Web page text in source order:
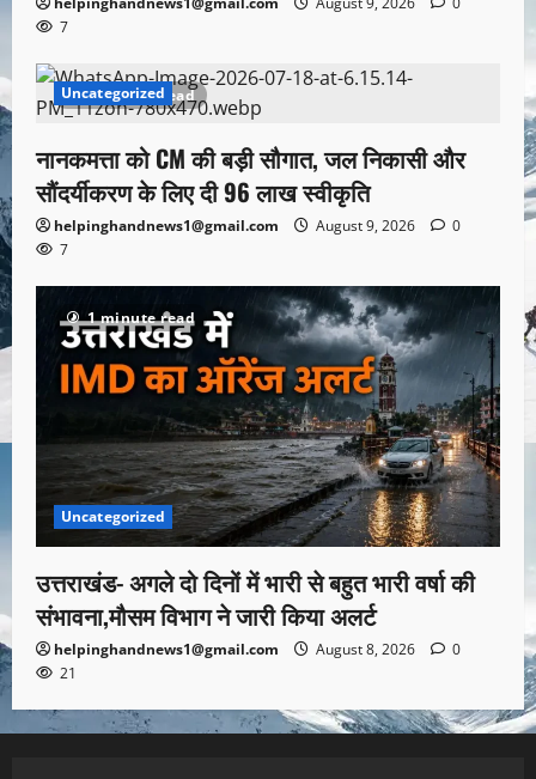
7
1 minute read
Uncategorized
नानकमत्ता को CM की बड़ी सौगात, जल निकासी और
सौंदर्यीकरण के लिए दी 96 लाख स्वीकृति
helpinghandnews1@gmail.com August 9, 2026
0
7
1 minute read
Uncategorized
उत्तराखंड- अगले दो दिनों में भारी से बहुत भारी वर्षा की
संभावना,मौसम विभाग ने जारी किया अलर्ट
helpinghandnews1@gmail.com August 8, 2026
0
21